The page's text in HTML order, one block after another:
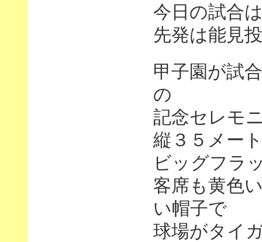
今日の試合
先発は能見
甲子園が試
の
記念セレモ
縦３５メー
ビッグフラ
客席も黄色
い帽子で
球場がタイ